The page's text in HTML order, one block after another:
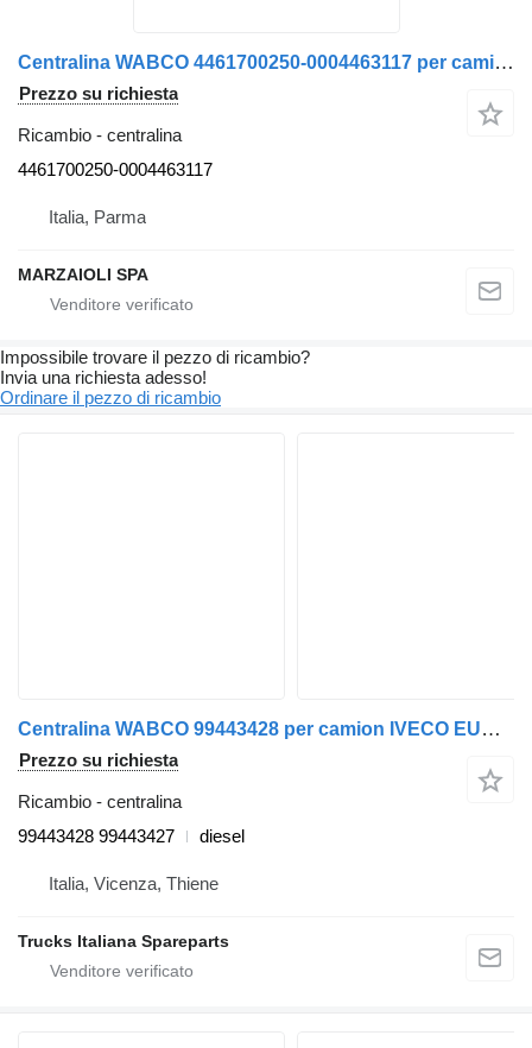
Centralina WABCO 4461700250-0004463117 per camion Mercedes-Benz
Prezzo su richiesta
Ricambio - centralina
4461700250-0004463117
Italia, Parma
MARZAIOLI SPA
Impossibile trovare il pezzo di ricambio?
Invia una richiesta adesso!
Ordinare il pezzo di ricambio
Centralina WABCO 99443428 per camion IVECO EUROTECH
Prezzo su richiesta
Ricambio - centralina
99443428 99443427
diesel
Italia, Vicenza, Thiene
Trucks Italiana Spareparts